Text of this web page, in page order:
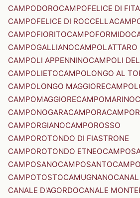
CAMPODOROCAMPOFELICE DI
CAMPOFELICE DI ROCCELLA
CAMPOFIORITOCAMPOFORMIDO
CAMPOGALLIANOCAMPOLATTARO
CAMPOLI APPENNINOCAMPOLI
CAMPOLIETOCAMPOLONGO AL
CAMPOLONGO MAGGIORE
CAMPOMAGGIORECAMPOMARINO
CAMPONOGARACAMPORA
CAMPORGIANOCAMPOROSSO
CAMPOROTONDO DI FIASTRONE
CAMPOROTONDO ETNEO
CAMPOSANOCAMPOSANTO
CAMPOTOSTOCAMUGNANO
CANALE D'AGORDOCANALE